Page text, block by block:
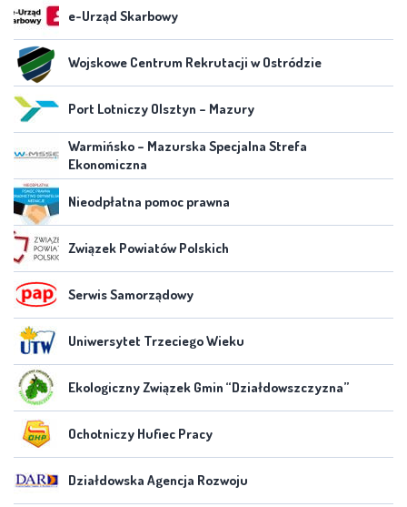
e-Urząd Skarbowy
Wojskowe Centrum Rekrutacji w Ostródzie
Port Lotniczy Olsztyn – Mazury
Warmińsko – Mazurska Specjalna Strefa
Ekonomiczna
Nieodpłatna pomoc prawna
Związek Powiatów Polskich
Serwis Samorządowy
Uniwersytet Trzeciego Wieku
Ekologiczny Związek Gmin “Działdowszczyzna”
Ochotniczy Hufiec Pracy
Działdowska Agencja Rozwoju